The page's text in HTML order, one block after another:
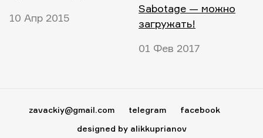
10 Апр 2015
Sabotage — можно
загружать!
01 Фев 2017
zavackiy@gmail.com telegram
facebook
designed by alikkuprianov